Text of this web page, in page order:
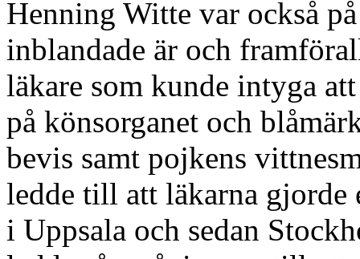
Henning Witte var också
inblandade är och
läkare som kunde intyga
på könsorganet och
bevis samt pojkens
ledde till att läkarna gjorde
i Uppsala och sedan